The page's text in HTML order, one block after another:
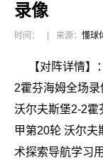
录像
时间： 来源： 懂球
【对阵详情
2霍芬海姆全场
沃尔夫斯堡2-2霍
甲第20轮 沃尔夫
术探索导航学习用